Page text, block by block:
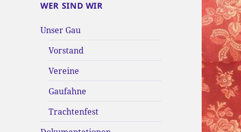
WER SIND WIR
Unser Gau
Vorstand
Vereine
Gaufahne
Trachtenfest